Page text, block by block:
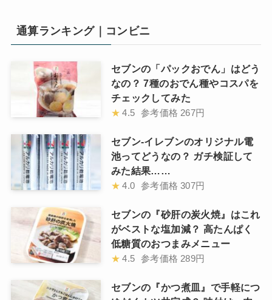
通算ランキング｜コンビニ
セブンの「パックおでん」はどう
なの？ 7種のおでん種やコスパを
チェックしてみた
★ 4.5 参考価格 267円
セブン-イレブンのオリジナル電
池ってどうなの？ ガチ検証して
みた結果……
★ 4.0 参考価格 307円
セブンの『砂肝の炭火焼』はこれ
がベストな塩加減？ 高たんぱく
低糖質のおつまみメニュー
★ 4.5 参考価格 289円
セブンの『かつ煮皿』で手軽につ